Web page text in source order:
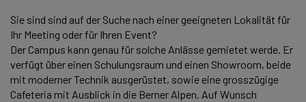
Sie sind sind auf der Suche nach einer geeigneten Lokalität für
Ihr Meeting oder für Ihren Event?
Der Campus kann genau für solche Anlässe gemietet werde. Er
verfügt über einen Schulungsraum und einen Showroom, beide
mit moderner Technik ausgerüstet, sowie eine grosszügige
Cafeteria mit Ausblick in die Berner Alpen. Auf Wunsch